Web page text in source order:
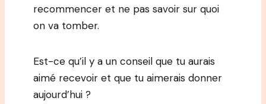
recommencer et ne pas savoir sur quoi
on va tomber.
Est-ce qu’il y a un conseil que tu aurais
aimé recevoir et que tu aimerais donner
aujourd’hui ?